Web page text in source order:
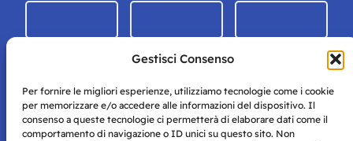
Gestisci Consenso
Per fornire le migliori esperienze, utilizziamo tecnologie come i cookie
per memorizzare e/o accedere alle informazioni del dispositivo. Il
consenso a queste tecnologie ci permetterà di elaborare dati come il
comportamento di navigazione o ID unici su questo sito. Non